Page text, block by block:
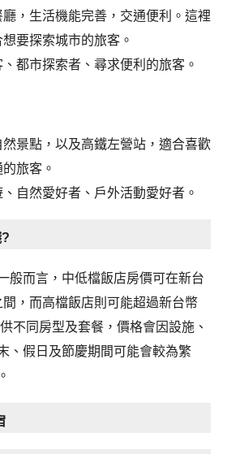
，生活機能完善，交通便利。這裡
要探索城市的旅客。
、都市探索者、尋求便利的旅客。
景點，以及高鐵左營站，適合喜歡
旅客。
、自然愛好者、戶外活動愛好者。
般而言，中低檔飯店房價可在新台
，而高檔飯店則可能超過新台幣
不同房型及套餐，價格會因設施、
、假日及節慶期間可能會較為繁